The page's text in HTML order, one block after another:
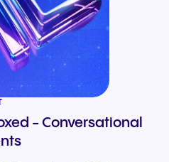
- Conversational